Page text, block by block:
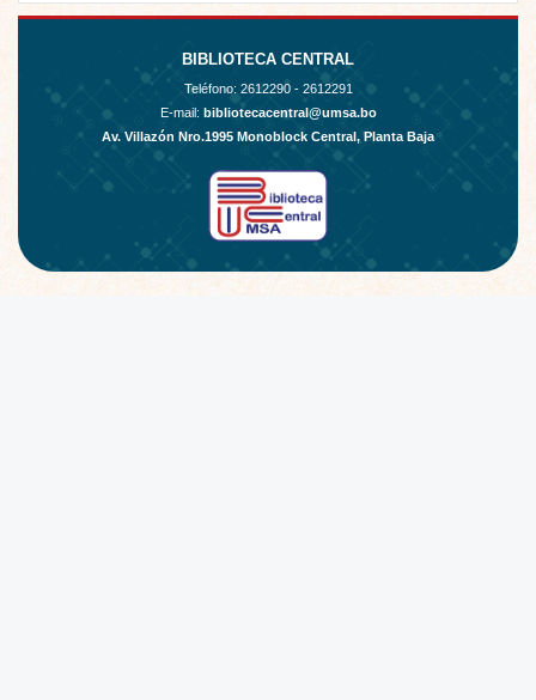
BIBLIOTECA CENTRAL
Teléfono: 2612290 - 2612291
E-mail: bibliotecacentral@umsa.bo
Av. Villazón Nro.1995 Monoblock Central, Planta Baja